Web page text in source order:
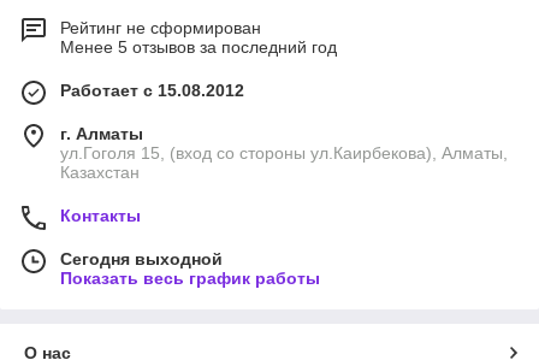
Рейтинг не сформирован
Менее 5 отзывов за последний год
Работает с 15.08.2012
г. Алматы
ул.Гоголя 15, (вход со стороны ул.Каирбекова), Алматы,
Казахстан
Контакты
Сегодня выходной
Показать весь график работы
О нас